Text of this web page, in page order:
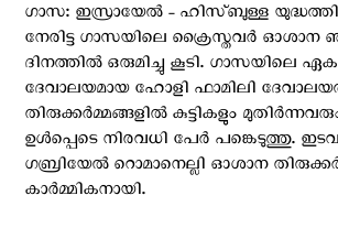
ഗാസ: ഇസ്രായേല്‍ - ഹിസ്ബുള്ള
നേരിട്ട ഗാസയിലെ ക്രൈസ്തവര്‍ ഓശാന
ദിനത്തില്‍ ഒരുമിച്ചു കൂടി. ഗാസയിലെ
ദേവാലയമായ ഹോളി ഫാമിലി
തിരുക്കര്‍മ്മങ്ങളില്‍ കുട്ടികളും
ഉള്‍പ്പെടെ നിരവധി പേര്‍ പങ്കെടുത്തു.
ഗബ്രിയേൽ റൊമാനെല്ലി ഓശാന
കാര്‍മ്മികനായി.